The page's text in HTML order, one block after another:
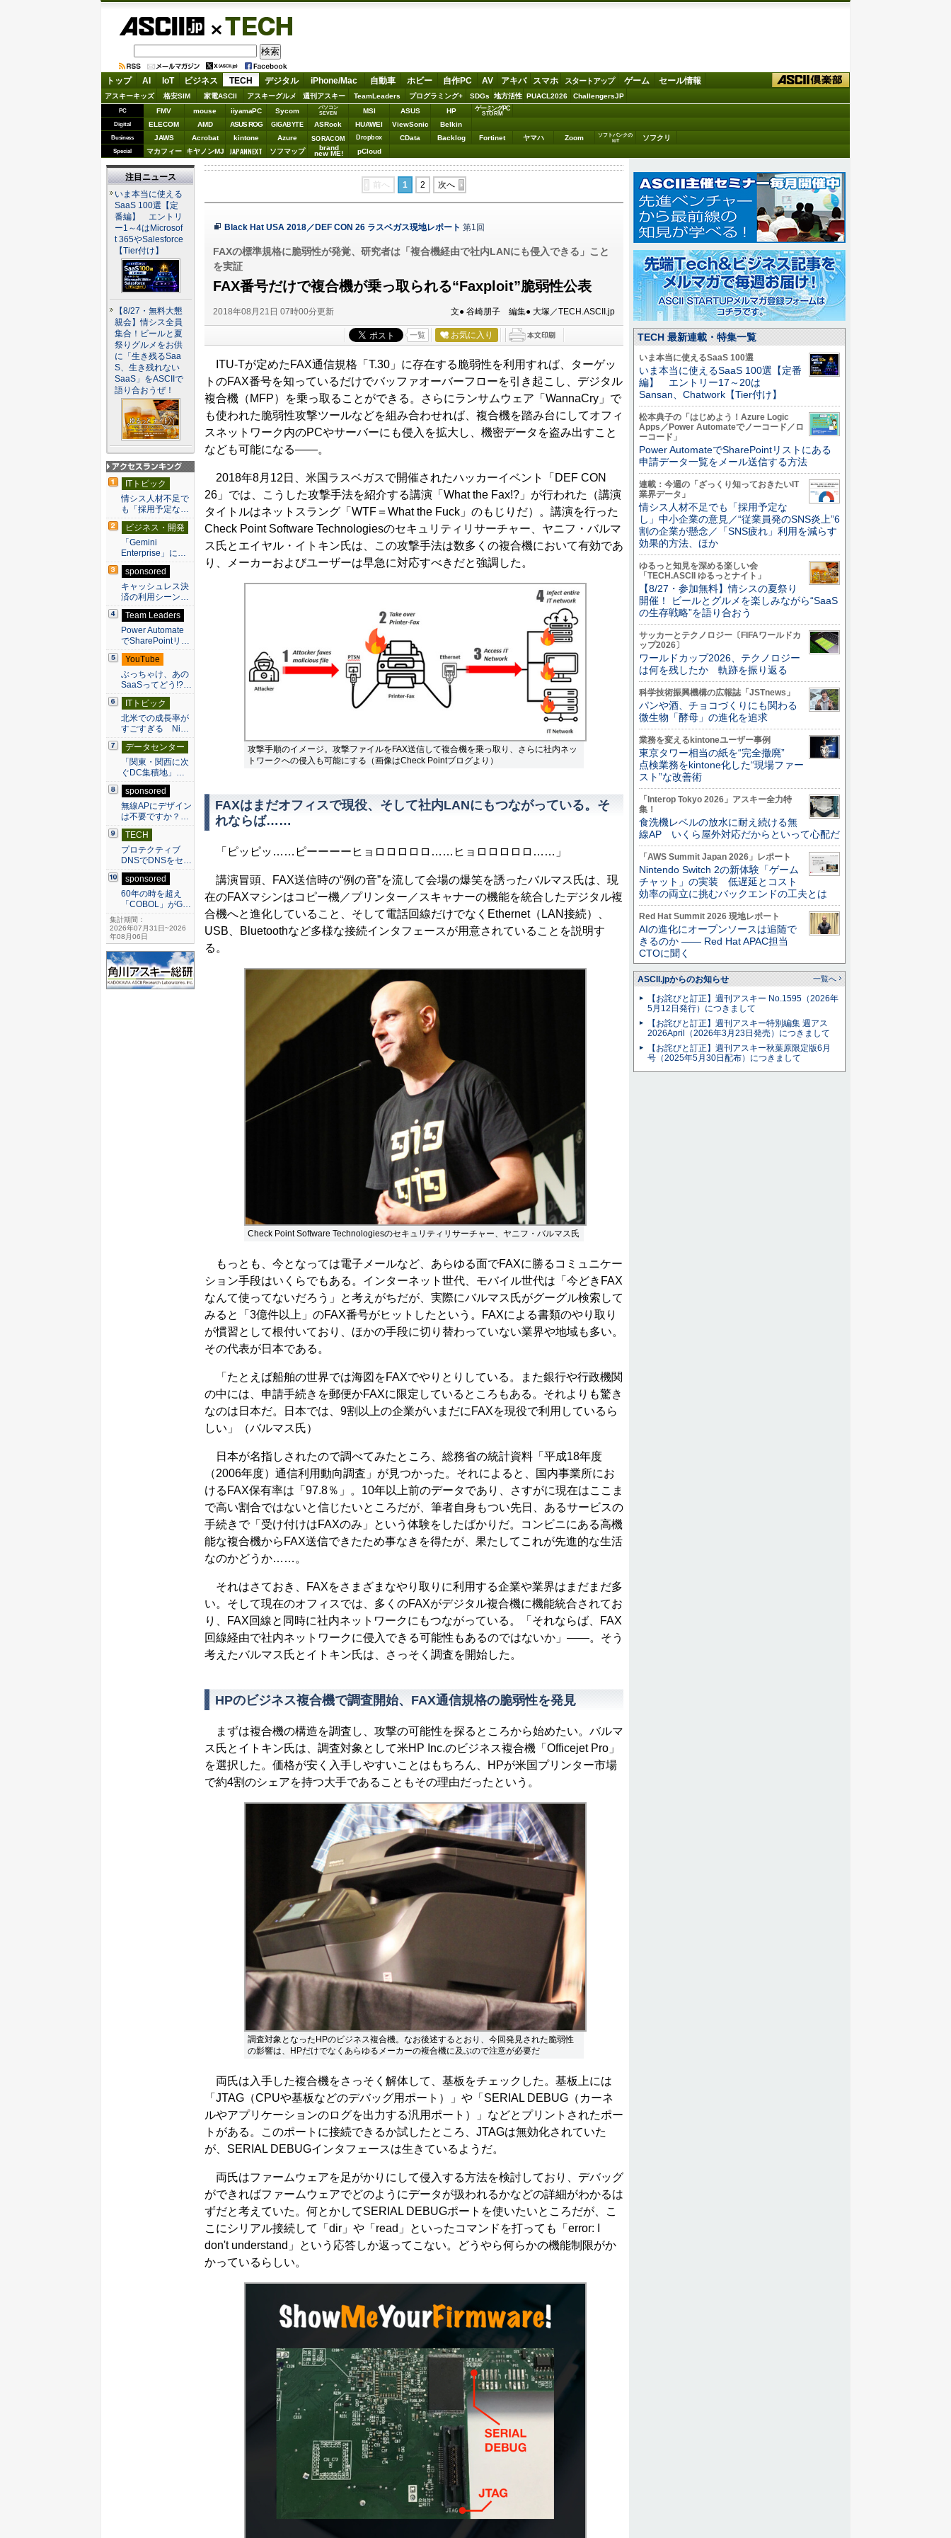
TECH
トップ AI IoT ビジネス TECH デジタル iPhone/Mac 自動車 ホビー 自作PC AV アキバ スマホ スタートアップ ゲーム セール情報
アスキーキッズ 格安SIM 家電ASCII アスキーグルメ 週刊アスキー TeamLeaders プログラミング+ SDGs 地方活性 PUACL2026 ChallengersJP
PC FMV mouse iiyamaPC Sycom
パソコン
SEVEN
MSI ASUS HP ゲーミングPC
STORM
Digital ELECOM AMD ASUS ROG GIGABYTE ASRock HUAWEI ViewSonic Belkin
Business JAWS Acrobat kintone Azure SORACOM Dropbox CData Backlog Fortinet ヤマハ Zoom
ソフトバンクの
IoT
ソフクリ
Special マカフィー キヤノンMJ JAPANNEXT ソフマップ brand
new ME! pCloud
前へ 1 2 次へ
Black Hat USA 2018／DEF CON 26 ラスベガス現地レポート 第1回
FAXの標準規格に脆弱性が発覚、研究者は「複合機経由で社内LANにも侵入できる」こと
を実証
FAX番号だけで複合機が乗っ取られる“Faxploit”脆弱性公表
2018年08月21日 07時00分更新 文● 谷崎朋子 編集● 大塚／TECH.ASCII.jp
一覧 お気に入り
ITU-Tが定めたFAX通信規格「T.30」に存在する脆弱性を利用すれば、ターゲッ
トのFAX番号を知っているだけでバッファオーバーフローを引き起こし、デジタル
複合機（MFP）を乗っ取ることができる。さらにランサムウェア「WannaCry」で
も使われた脆弱性攻撃ツールなどを組み合わせれば、複合機を踏み台にしてオフィ
スネットワーク内のPCやサーバーにも侵入を拡大し、機密データを盗み出すこと
なども可能になる――。
2018年8月12日、米国ラスベガスで開催されたハッカーイベント「DEF CON
26」では、こうした攻撃手法を紹介する講演「What the Fax!?」が行われた（講演
タイトルはネットスラング「WTF＝What the Fuck」のもじりだ）。講演を行った
Check Point Software Technologiesのセキュリティリサーチャー、ヤニフ・バルマ
ス氏とエイヤル・イトキン氏は、この攻撃手法は数多くの複合機において有効であ
り、メーカーおよびユーザーは早急に対応すべきだと強調した。
攻撃手順のイメージ。攻撃ファイルをFAX送信して複合機を乗っ取り、さらに社内ネッ
トワークへの侵入も可能にする（画像はCheck Pointブログより）
FAXはまだオフィスで現役、そして社内LANにもつながっている。そ
れならば……
「ピッピッ……ピーーーーヒョロロロロロ……ヒョロロロロロ……」
講演冒頭、FAX送信時の“例の音”を流して会場の爆笑を誘ったバルマス氏は、現
在のFAXマシンはコピー機／プリンター／スキャナーの機能を統合したデジタル複
合機へと進化していること、そして電話回線だけでなくEthernet（LAN接続）、
USB、Bluetoothなど多様な接続インタフェースが用意されていることを説明す
る。
Check Point Software Technologiesのセキュリティリサーチャー、ヤニフ・バルマス氏
もっとも、今となっては電子メールなど、あらゆる面でFAXに勝るコミュニケー
ション手段はいくらでもある。インターネット世代、モバイル世代は「今どきFAX
なんて使ってないだろう」と考えがちだが、実際にバルマス氏がグーグル検索して
みると「3億件以上」のFAX番号がヒットしたという。FAXによる書類のやり取り
が慣習として根付いており、ほかの手段に切り替わっていない業界や地域も多い。
その代表が日本である。
「たとえば船舶の世界では海図をFAXでやりとりしている。また銀行や行政機関
の中には、申請手続きを郵便かFAXに限定しているところもある。それよりも驚き
なのは日本だ。日本では、9割以上の企業がいまだにFAXを現役で利用しているら
しい」（バルマス氏）
日本が名指しされたので調べてみたところ、総務省の統計資料「平成18年度
（2006年度）通信利用動向調査」が見つかった。それによると、国内事業所にお
けるFAX保有率は「97.8％」。10年以上前のデータであり、さすがに現在はここま
で高い割合ではないと信じたいところだが、筆者自身もつい先日、あるサービスの
手続きで「受け付けはFAXのみ」という体験をしたばかりだ。コンビニにある高機
能な複合機からFAX送信できたため事なきを得たが、果たしてこれが先進的な生活
なのかどうか……。
それはさておき、FAXをさまざまなやり取りに利用する企業や業界はまだまだ多
い。そして現在のオフィスでは、多くのFAXがデジタル複合機に機能統合されてお
り、FAX回線と同時に社内ネットワークにもつながっている。「それならば、FAX
回線経由で社内ネットワークに侵入できる可能性もあるのではないか」――。そう
考えたバルマス氏とイトキン氏は、さっそく調査を開始した。
HPのビジネス複合機で調査開始、FAX通信規格の脆弱性を発見
まずは複合機の構造を調査し、攻撃の可能性を探るところから始めたい。バルマ
ス氏とイトキン氏は、調査対象として米HP Inc.のビジネス複合機「Officejet Pro」
を選択した。価格が安く入手しやすいことはもちろん、HPが米国プリンター市場
で約4割のシェアを持つ大手であることもその理由だったという。
調査対象となったHPのビジネス複合機。なお後述するとおり、今回発見された脆弱性
の影響は、HPだけでなくあらゆるメーカーの複合機に及ぶので注意が必要だ
両氏は入手した複合機をさっそく解体して、基板をチェックした。基板上には
「JTAG（CPUや基板などのデバッグ用ポート）」や「SERIAL DEBUG（カーネ
ルやアプリケーションのログを出力する汎用ポート）」などとプリントされたポー
トがある。このポートに接続できるか試したところ、JTAGは無効化されていた
が、SERIAL DEBUGインタフェースは生きているようだ。
両氏はファームウェアを足がかりにして侵入する方法を検討しており、デバッグ
ができればファームウェアでどのようにデータが扱われるかなどの詳細がわかるは
ずだと考えていた。何とかしてSERIAL DEBUGポートを使いたいところだが、こ
こにシリアル接続して「dir」や「read」といったコマンドを打っても「error: I
don't understand」という応答しか返ってこない。どうやら何らかの機能制限がか
かっているらしい。
注目ニュース
いま本当に使える
SaaS 100選【定
番編】 エントリ
ー1～4はMicrosof
t 365やSalesforce
【Tier付け】
【8/27・無料大懇
親会】情シス全員
集合！ビールと夏
祭りグルメをお供
に「生き残るSaa
S、生き残れない
SaaS」をASCIIで
語り合おうぜ！
アクセスランキン
グ
ITトピック
情シス人材不足で
も「採用予定な…
ビジネス・開発
「Gemini
Enterprise」に…
sponsored
キャッシュレス決
済の利用シーン…
Team Leaders
Power Automate
でSharePointリ…
YouTube
ぶっちゃけ、あの
SaaSってどう!?…
ITトピック
北米での成長率が
すごすぎる Ni…
データセンター
「関東・関西に次
ぐDC集積地」…
sponsored
無線APにデザイン
は不要ですか？…
TECH
プロテクティブ
DNSでDNSをセ…
sponsored
60年の時を超え
「COBOL」がG…
集計期間：
2026年07月31日~2026
年08月06日
TECH 最新連載・特集一覧
いま本当に使えるSaaS 100選
いま本当に使えるSaaS 100選【定番
編】 エントリー17～20は
Sansan、Chatwork【Tier付け】
松本典子の「はじめよう！Azure Logic
Apps／Power Automateでノーコード／ロ
ーコード」
Power AutomateでSharePointリストにある
申請データ一覧をメール送信する方法
連載：今週の「ざっくり知っておきたいIT
業界データ」
情シス人材不足でも「採用予定な
し」中小企業の意見／“従業員発のSNS炎上”6
割の企業が懸念／「SNS疲れ」利用を減らす
効果的方法、ほか
ゆるっと知見を深める楽しい会
「TECH.ASCII ゆるっとナイト」
【8/27・参加無料】情シスの夏祭り
開催！ ビールとグルメを楽しみながら“SaaS
の生存戦略”を語り合おう
サッカーとテクノロジー〔FIFAワールドカ
ップ2026〕
ワールドカップ2026、テクノロジー
は何を残したか 軌跡を振り返る
科学技術振興機構の広報誌「JSTnews」
パンや酒、チョコづくりにも関わる
微生物「酵母」の進化を追求
業務を変えるkintoneユーザー事例
東京タワー相当の紙を“完全撤廃”
点検業務をkintone化した“現場ファー
スト”な改善術
「Interop Tokyo 2026」アスキー全力特
集！
食洗機レベルの放水に耐え続ける無
線AP いくら屋外対応だからといって心配だ
「AWS Summit Japan 2026」レポート
Nintendo Switch 2の新体験「ゲーム
チャット」の実装 低遅延とコスト
効率の両立に挑むバックエンドの工夫とは
Red Hat Summit 2026 現地レポート
AIの進化にオープンソースは追随で
きるのか ―― Red Hat APAC担当
CTOに聞く
ASCII.jpからのお知らせ 一覧へ
【お詫びと訂正】週刊アスキー No.1595（2026年
5月12日発行）につきまして
【お詫びと訂正】週刊アスキー特別編集 週アス
2026April（2026年3月23日発売）につきまして
【お詫びと訂正】週刊アスキー秋葉原限定版6月
号（2025年5月30日配布）につきまして